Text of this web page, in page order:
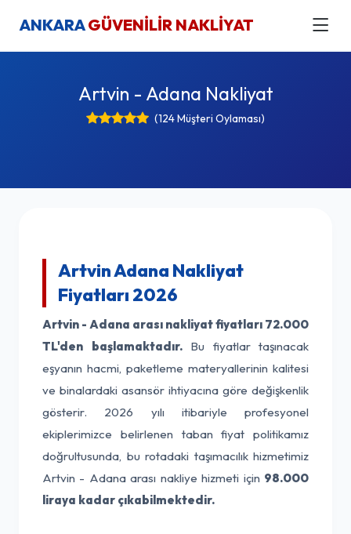
ANKARAGÜVENİLİR NAKLİYAT
Artvin - Adana Nakliyat
(124 Müşteri Oylaması)
Artvin Adana Nakliyat
Fiyatları 2026
Artvin - Adana arası nakliyat fiyatları 72.000
TL'den başlamaktadır.Bu fiyatlar taşınacak
eşyanın hacmi, paketleme materyallerinin kalitesi
ve binalardaki asansör ihtiyacına göre değişkenlik
gösterir. 2026 yılı itibariyle profesyonel
ekiplerimizce belirlenen taban fiyat politikamız
doğrultusunda, bu rotadaki taşımacılık hizmetimiz
Artvin - Adana arası nakliye hizmeti için 98.000
liraya kadar çıkabilmektedir.